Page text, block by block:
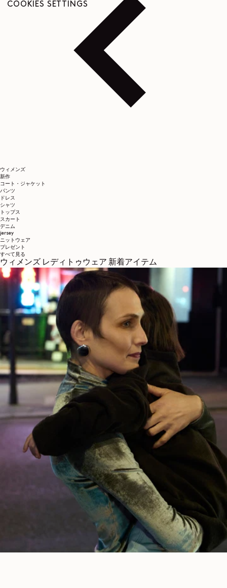
ウィメンズ
新作
コート・ジャケット
パンツ
ドレス
シャツ
トップス
スカート
デニム
jersey
ニットウェア
プレゼント
すべて見る
ウィメンズ レディトゥウェア 新着アイテム
COOKIES SETTINGS